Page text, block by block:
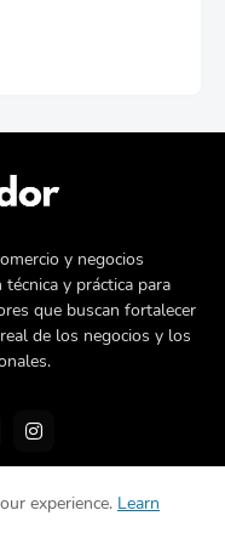
y negocios
y práctica para
que buscan fortalecer
de los negocios y los
experience. Learn